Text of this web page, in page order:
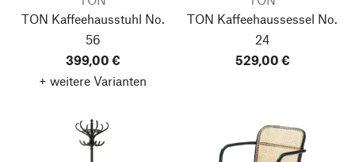
TON Kaffeehausstuhl No.
56
399,00 €
+ weitere Varianten
TON Kaffeehaussessel No.
24
529,00 €